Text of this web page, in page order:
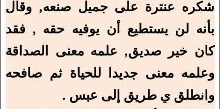
شكره عنترة على جميل صنعه, وقال
بأنه لن يستطيع أن يوفيه حقه , فقد
كان خير صديق, علمه معنى الصداقة
وعلمه معنى جديدا للحياة ثم صافحه
وانطلق ي طريق إلى عبس .